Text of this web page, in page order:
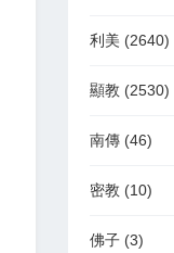
利美 (2640)
顯教 (2530)
南傳 (46)
密教 (10)
佛子 (3)